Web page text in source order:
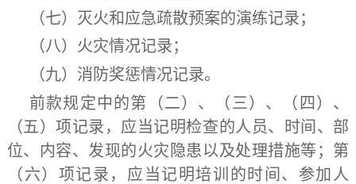
（七）灭火和应急疏散预案的演练记录；
（八）火灾情况记录；
（九）消防奖惩情况记录。
前款规定中的第（二）、（三）、（四）、
（五）项记录，应当记明检查的人员、时间、部
位、内容、发现的火灾隐患以及处理措施等；第
（六）项记录，应当记明培训的时间、参加人